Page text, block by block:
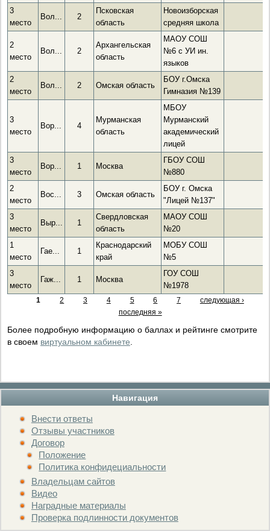
Навигация
Внести ответы
Отзывы участников
Договор
Положение
Политика конфидециальности
Владельцам сайтов
Видео
Наградные материалы
Проверка подлинности документов
3
место
Вол... 2
Псковская
область
Новоизборская
средняя школа
2
место
Вол... 2
Архангельская
область
МАОУ СОШ
№6 с УИ ин.
языков
2
место
Вол... 2 Омская область
БОУ г.Омска
Гимназия №139
3
место
Вор... 4
Мурманская
область
МБОУ
Мурманский
академический
лицей
3
место
Вор... 1 Москва
ГБОУ СОШ
№880
2
место
Вос... 3 Омская область
БОУ г. Омска
"Лицей №137"
3
место
Выр... 1
Свердловская
область
МАОУ СОШ
№20
1
место
Гае... 1
Краснодарский
край
МОБУ СОШ
№5
3
место
Гаж... 1 Москва
ГОУ СОШ
№1978
1 2 3 4 5 6 7
следующая ›
последняя »
Более подробную информацию о баллах и рейтинге смотрите
в своем виртуальном кабинете